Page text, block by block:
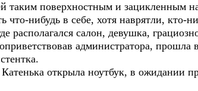
таким поверхностным и зацикленным
нибудь в себе, хотя наврятли, кто-
салон, девушка,
администратора, прошла
открыла ноутбук, в ожидании